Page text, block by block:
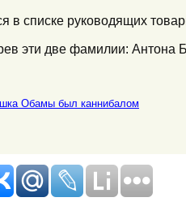
в списке руководящих
эти две фамилии:
Обамы был каннибалом